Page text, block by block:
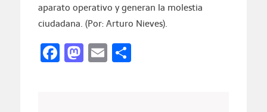
aparato operativo y generan la molestia
ciudadana. (Por: Arturo Nieves).
Facebook
Mastodon
EmailCompartir